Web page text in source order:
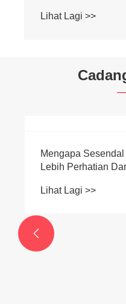
Lihat Lagi >>
Mengapa
Lebih Perhatian
Lihat Lagi >>
